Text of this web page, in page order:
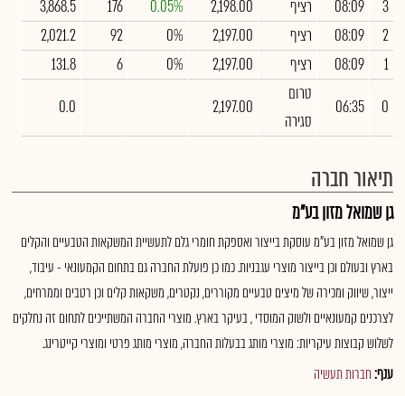
3
08:09 רציף 2,198.00
0.05%
176
3,868.5
2
08:09 רציף 2,197.00
0%
92
2,021.2
1
08:09 רציף 2,197.00
0%
6
131.8
0
06:35
טרום
סגירה
2,197.00
0.0
תיאור חברה
גן שמואל מזון בע"מ
גן שמואל מזון בע"מ עוסקת בייצור ואספקת חומרי גלם לתעשיית המשקאות הטבעיים והקלים
בארץ ובעולם וכן בייצור מוצרי עגבניות. כמו כן פועלת החברה גם בתחום הקמעונאי - עיבוד,
ייצור, שיווק ומכירה של מיצים טבעיים מקוררים, נקטרים, משקאות קלים וכן רטבים וממרחים,
לצרכנים קמעונאיים ולשוק המוסדי , בעיקר בארץ. מוצרי החברה המשתייכים לתחום זה נחלקים
לשלוש קבוצות עיקריות: מוצרי מותג בבעלות החברה, מוצרי מותג פרטי ומוצרי קייטרינג.
ענף:חברות תעשיה